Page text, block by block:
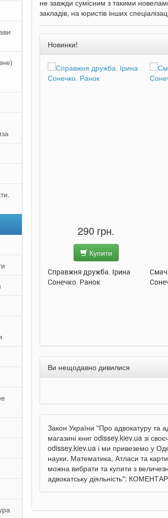
не завжди сумісним з такими
закладів, на юристів інших
Новинки!
Ірина
290 грн.
Купити
Справжня дружба. Ірина
Сонечко. Ранок
Ви нещодавно дивилися
Закон України "Про адвокатуру та
магазині книг odissey.kiev.ua зі
odissey.kiev.ua і ми привеземо у
науки. Математика, Атласи та
можна вибрати та купити з
адвокатську діяльність":